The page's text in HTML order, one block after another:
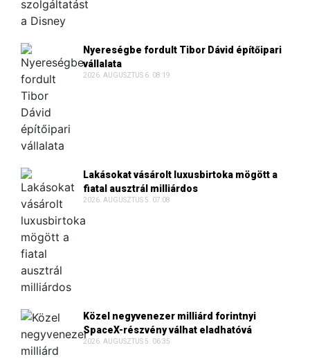
Nyereségbe fordult Tibor Dávid építőipari
vállalata
2026. AUGUSZTUS 6. 08:19
Lakásokat vásárolt luxusbirtoka mögött a
fiatal ausztrál milliárdos
2026. AUGUSZTUS 5. 07:08
Közel negyvenezer milliárd forintnyi
SpaceX-részvény válhat eladhatóvá
2026. AUGUSZTUS 5. 06:35